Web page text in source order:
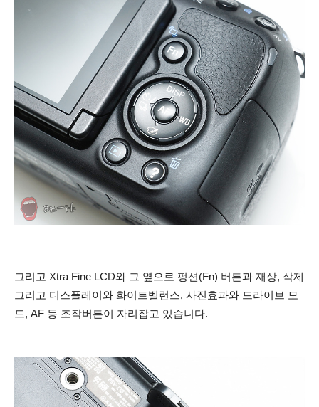
그리고 Xtra Fine LCD와 그 옆으로 펑션(Fn) 버튼과 재상, 삭제
그리고 디스플레이와 화이트벨런스, 사진효과와 드라이브 모
드, AF 등 조작버튼이 자리잡고 있습니다.